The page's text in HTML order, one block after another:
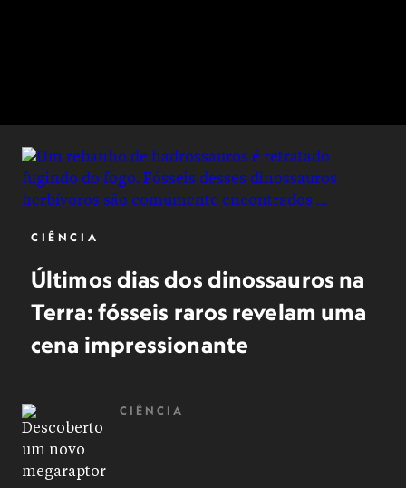
CIÊNCIA
Últimos dias dos dinossauros na
Terra: fósseis raros revelam uma
cena impressionante
CIÊNCIA